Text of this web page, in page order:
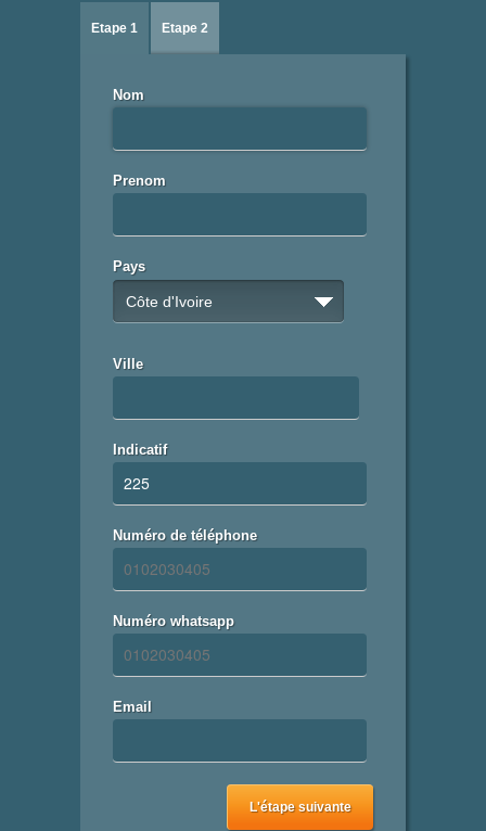
Etape 1 Etape 2
Nom
Prenom
Pays
Côte d'Ivoire
Ville
Indicatif
Numéro de téléphone
Numéro whatsapp
Email
L'étape suivante